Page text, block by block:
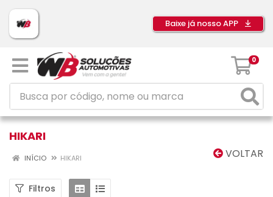
Baixe já nosso APP
0
HIKARI
VOLTAR
INÍCIO HIKARI
Filtros